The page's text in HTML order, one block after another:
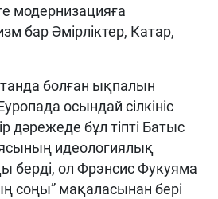
модернизацияға
бар Әмірліктер, Катар,
болған ықпалын
осындай сілкініс
дәрежеде бұл тіпті Батыс
идеологиялық
берді, ол Фрэнсис Фукуяма
соңы” мақаласынан бері